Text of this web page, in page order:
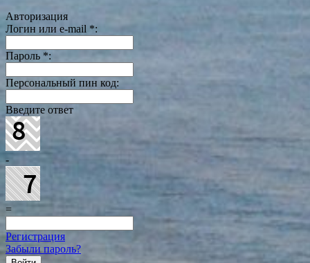
Авторизация
Логин или e-mail *:
Пароль *:
Персональный пин код:
Введите ответ
-
=
Регистрация
Забыли пароль?